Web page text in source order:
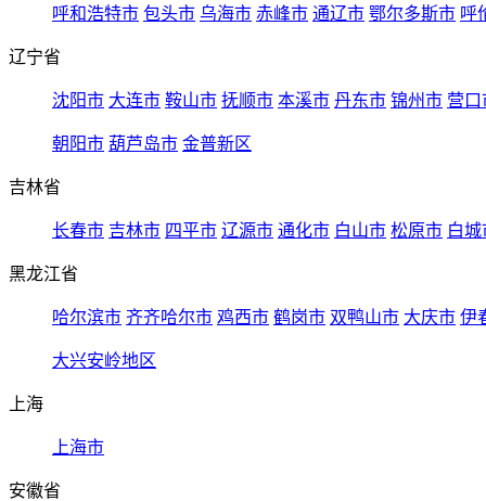
呼和浩特市 包头市 乌海市 赤峰市 通辽市 鄂尔多斯市 呼
辽宁省
沈阳市 大连市 鞍山市 抚顺市 本溪市 丹东市 锦州市 营口
朝阳市 葫芦岛市 金普新区
吉林省
长春市 吉林市 四平市 辽源市 通化市 白山市 松原市 白城
黑龙江省
哈尔滨市 齐齐哈尔市 鸡西市 鹤岗市 双鸭山市 大庆市 伊
大兴安岭地区
上海
上海市
安徽省